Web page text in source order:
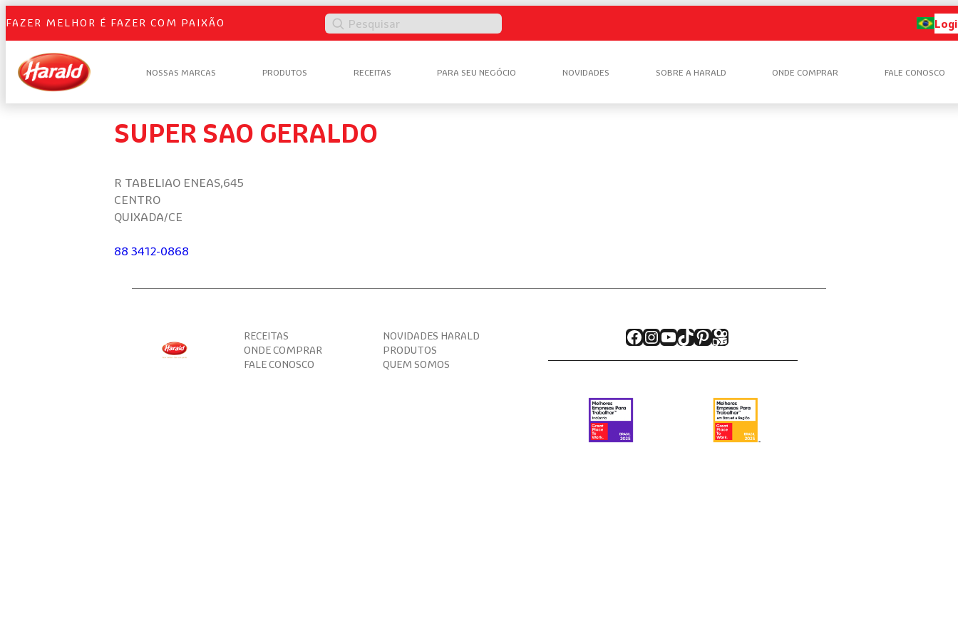
FAZER MELHOR É FAZER COM PAIXÃO Pesquisar
NOSSAS MARCAS PRODUTOS RECEITAS PARA SEU NEGÓCIO NOVIDADES SOBRE A HARALD ONDE COMPRAR FALE CONOSCO
SUPER SAO GERALDO
R TABELIAO ENEAS,645
CENTRO
QUIXADA/CE
88 3412-0868
RECEITAS
NOVIDADES HARALD
ONDE COMPRAR
PRODUTOS
FALE CONOSCO
QUEM SOMOS
Facebook
Instagram
Youtube
TikTok
Pinterest
Kwai